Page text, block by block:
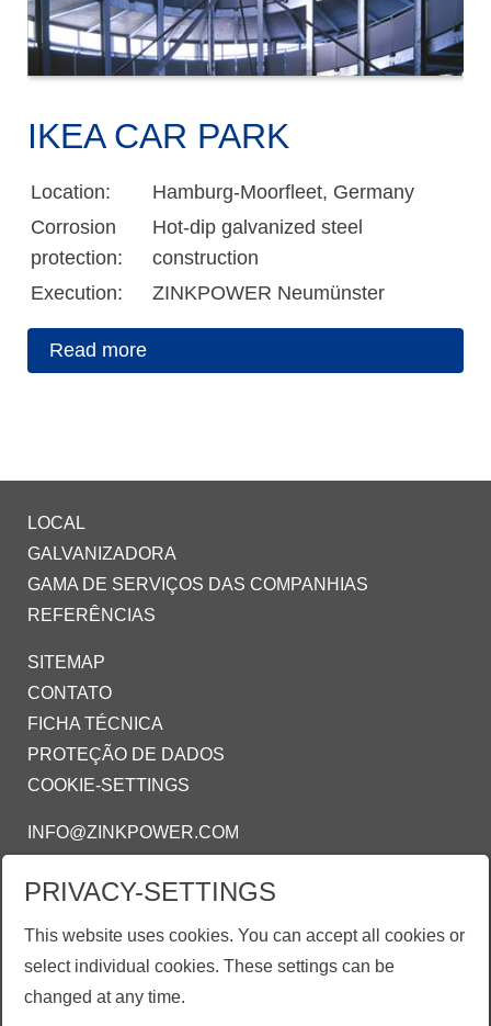
IKEA CAR PARK
Location:
Hamburg-Moorfleet, Germany
Corrosion
protection:
Hot-dip galvanized steel
construction
Execution:
ZINKPOWER Neumünster
Read more
LOCAL
GALVANIZADORA
GAMA DE SERVIÇOS DAS COMPANHIAS
REFERÊNCIAS
SITEMAP
CONTATO
FICHA TÉCNICA
PROTEÇÃO DE DADOS
COOKIE-SETTINGS
INFO@ZINKPOWER.COM
ZINKPOWER COMPLIANCE
Estamos orgulhosos de ser um membro:
AGA - American Galvanizing Association
EGGA - European Galvanizing Association
PRIVACY-SETTINGS
This website uses cookies. You can accept all cookies or
select individual cookies. These settings can be
changed at any time.